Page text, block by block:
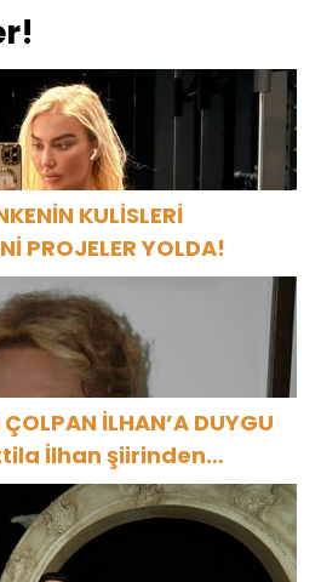
KULİSLERİ
PROJELER YOLDA!
ÇOLPAN İLHAN’A DUYGU
İlhan şiirinden